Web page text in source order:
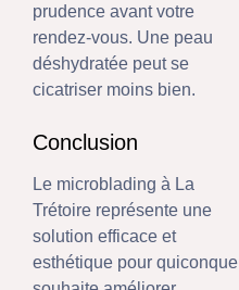
prudence avant votre
rendez-vous. Une peau
déshydratée peut se
cicatriser moins bien.
Conclusion
Le microblading à La
Trétoire représente une
solution efficace et
esthétique pour quiconque